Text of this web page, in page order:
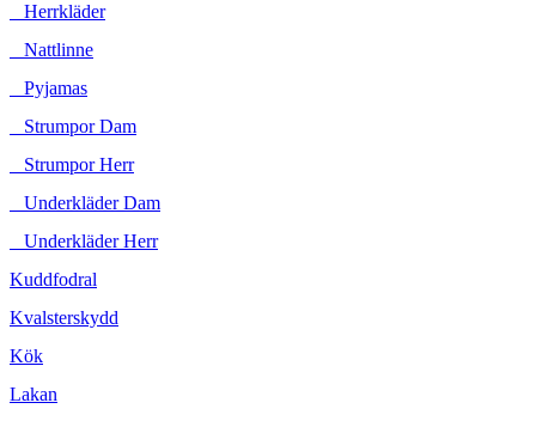
Herrkläder
Nattlinne
Pyjamas
Strumpor Dam
Strumpor Herr
Underkläder Dam
Underkläder Herr
Kuddfodral
Kvalsterskydd
Kök
Lakan